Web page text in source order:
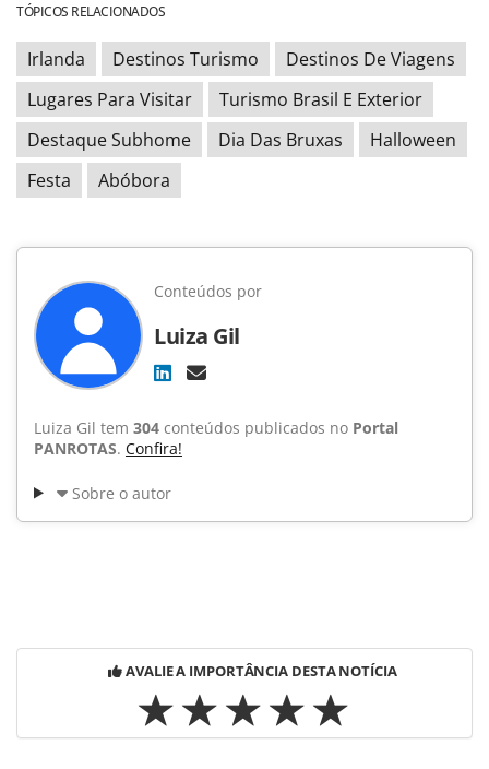
TÓPICOS RELACIONADOS
Irlanda Destinos Turismo
Destinos De Viagens
Lugares Para Visitar
Turismo Brasil E Exterior
Destaque Subhome
Dia Das Bruxas
Halloween
Festa
Abóbora
Conteúdos por
Luiza Gil
Luiza Gil tem 304 conteúdos publicados no Portal
PANROTAS. Confira!
Sobre o autor
AVALIE A IMPORTÂNCIA DESTA NOTÍCIA